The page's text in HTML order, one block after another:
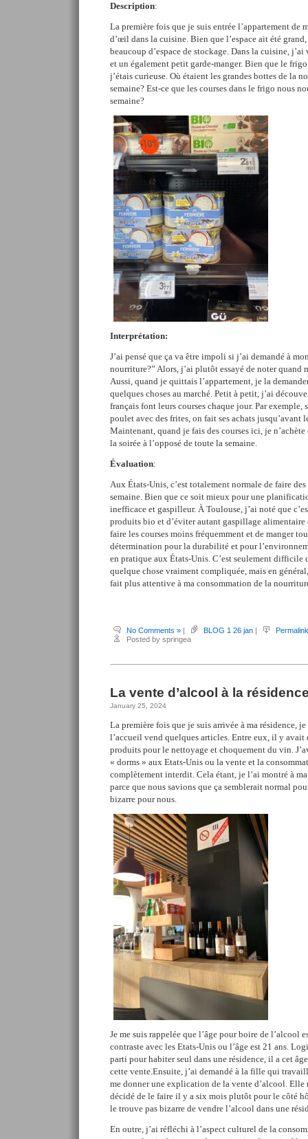
Description:
La première fois que je suis entrée l’appartement de
d’œil dans la cuisine. Bien que l’espace ait été
beaucoup d’espace de stockage. Dans la cuisine,
et un également petit garde-manger. Bien que le
j’étais curieuse. Où étaient les grandes bottes de la
semaine? Est-ce que les courses dans le frigo nous
semaine?
Interprétation:
J’ai pensé que ça va être impoli si j’ai demandé à
nourriture?” Alors, j’ai plutôt essayé de noter quand
Aussi, quand je quittais l’appartement, je la
quelques choses au marché. Petit à petit, j’ai
français font leurs courses chaque jour. Par exemple,
poulet avec des frites, on fait ses achats jusqu’avant
Maintenant, quand je fais des courses ici, je
la soirée à l’opposé de toute la semaine.
Évaluation:
Aux États-Unis, c’est totalement normale de faire
semaine. Bien que ce soit mieux pour une
inefficace et gaspilleur. À Toulouse, j’ai noté que
produits bio et d’éviter autant gaspillage alimentaire
faire les courses moins fréquemment et de manger
détermination pour la durabilité et pour
en pratique aux États-Unis. C’est seulement difficile
quelque chose vraiment compliquée, mais en
fait plus attentive à ma consommation de la
No Comments » | BLOG 1 26 jan |
Permalink
Posted by springea
La vente d’alcool à la
January 25, 2024
La première fois que je suis arrivée à ma résidence,
l’accueil vend quelques articles. Entre eux, il y avait
produits pour le nettoyage et choquement du vin.
« dorms » aux Etats-Unis ou la vente et la
complètement interdit. Cela étant, je l’ai montré à
parce que nous savions que ça semblerait normal
bizarre pour nous.
Je me suis rappelée que l’âge pour boire de l’alcool
contraste avec les Etats-Unis ou l’âge est 21 ans.
parti pour habiter seul dans une résidence, il a cet
cette vente.Ensuite, j’ai demandé à la fille qui
me donner une explication de la vente d’alcool. Elle
décidé de le faire il y a six mois plutôt pour le côté
le trouve pas bizarre de vendre l’alcool dans une
En outre, j’ai réfléchi à l’aspect culturel de la